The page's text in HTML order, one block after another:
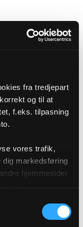
fra tredjepart
og til at
f.eks. tilpasning
vores trafik,
dig markedsføring
hjemmesider
klikke videre til
af vores